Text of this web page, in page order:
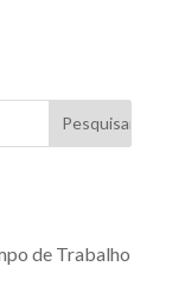
de Trabalho